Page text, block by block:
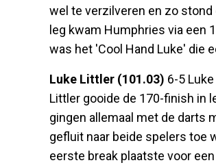
wel te verzilveren en zo stond
leg kwam Humphries via een
was het 'Cool Hand Luke' die
Luke Littler (101.03) 6-5
Littler gooide de 170-finish in
gingen allemaal met de darts
gefluit naar beide spelers toe
eerste break plaatste voor